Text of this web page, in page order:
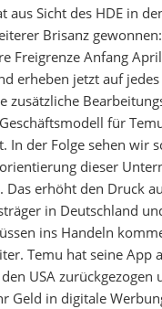
aus Sicht des HDE in
Brisanz
Freigrenze Anfang April
erheben jetzt auf jedes
zusätzliche
für
In der Folge sehen wir
dieser
Das erhöht den Druck
in Deutschland
ins Handeln
Temu hat seine App
USA zurückgezogen
Geld in digitale